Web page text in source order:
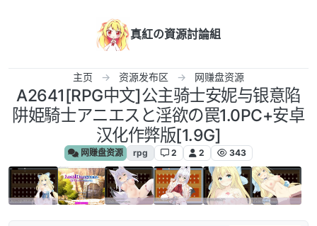
真紅の資源討論組
主页 资源发布区 网赚盘资源
A2641[RPG中文]公主骑士安妮与银意陷
阱姫騎士アニエスと淫欲の罠1.0PC+安卓
汉化作弊版[1.9G]
网赚盘资源 rpg 2 2 343